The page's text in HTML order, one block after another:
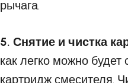
рычага.
5. Снятие и чистка
как легко можно будет
картридж смесителя.